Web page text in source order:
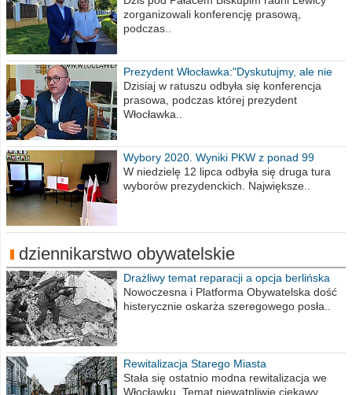
zorganizowali konferencję prasową,
podczas..
Prezydent Włocławka:"Dyskutujmy, ale nie
obrażajmy się”
Dzisiaj w ratuszu odbyła się konferencja
prasowa, podczas której prezydent
Włocławka..
Wybory 2020. Wyniki PKW z ponad 99
procent obwodów
W niedzielę 12 lipca odbyła się druga tura
wyborów prezydenckich. Największe..
dziennikarstwo obywatelskie
Drażliwy temat reparacji a opcja berlińska
Nowoczesna i Platforma Obywatelska dość
histerycznie oskarża szeregowego posła..
Rewitalizacja Starego Miasta
Stała się ostatnio modna rewitalizacja we
Włocławku. Temat niewątpliwie ciekawy...